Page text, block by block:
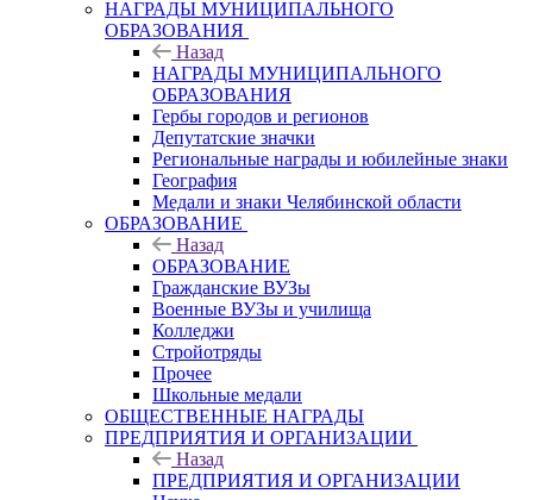
НАГРАДЫ МУНИЦИПАЛЬНОГО
ОБРАЗОВАНИЯ
Назад
НАГРАДЫ МУНИЦИПАЛЬНОГО
ОБРАЗОВАНИЯ
Гербы городов и регионов
Депутатские значки
Региональные награды и юбилейные знаки
География
Медали и знаки Челябинской области
ОБРАЗОВАНИЕ
Назад
ОБРАЗОВАНИЕ
Гражданские ВУЗы
Военные ВУЗы и училища
Колледжи
Стройотряды
Прочее
Школьные медали
ОБЩЕСТВЕННЫЕ НАГРАДЫ
ПРЕДПРИЯТИЯ И ОРГАНИЗАЦИИ
Назад
ПРЕДПРИЯТИЯ И ОРГАНИЗАЦИИ